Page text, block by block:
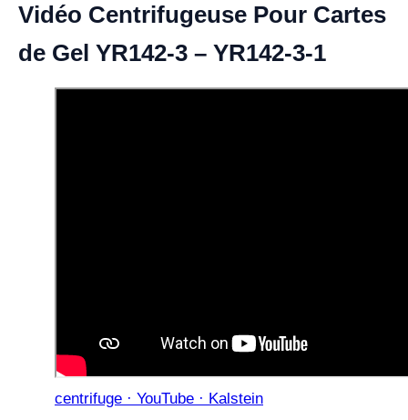
Vidéo Centrifugeuse Pour Cartes
de Gel YR142-3 – YR142-3-1
centrifuge · YouTube · Kalstein